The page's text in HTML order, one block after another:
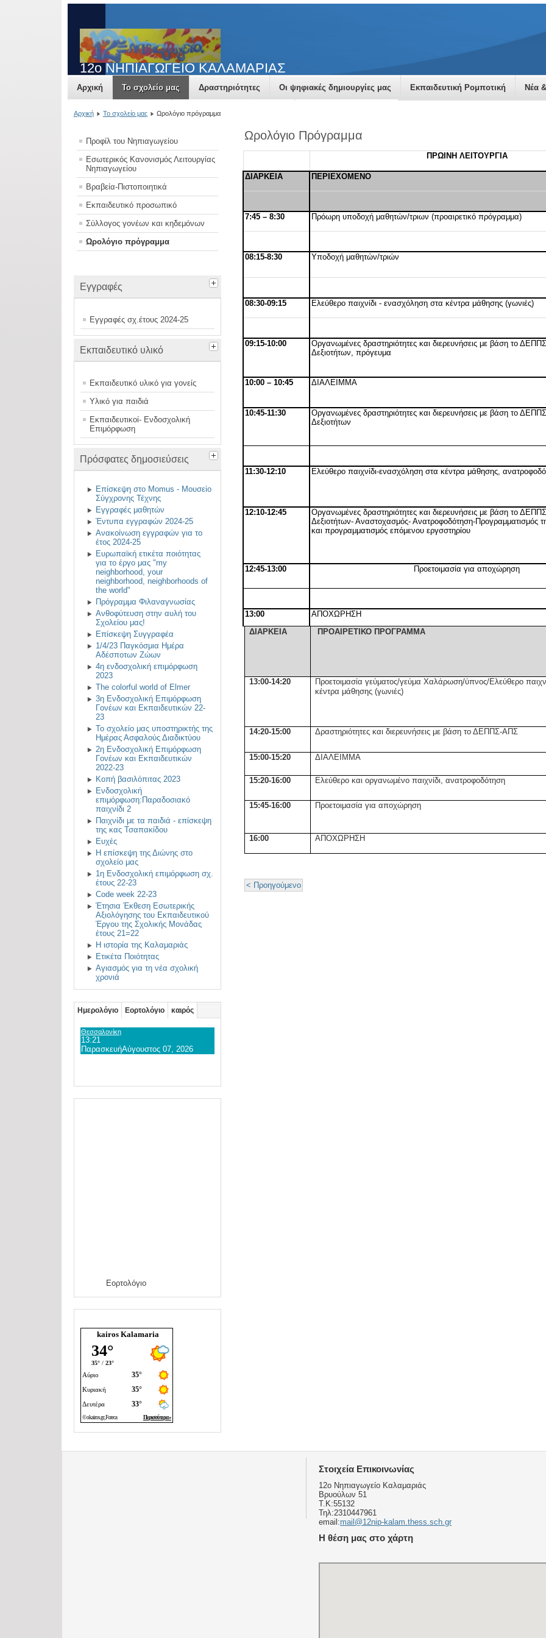
12o NΗΠΙΑΓΩΓΕΙΟ ΚΑΛΑΜΑΡΙΑΣ
Αρχική Το σχολείο μας Δραστηριότητες Οι ψηφιακές δημιουργίες μας Εκπαιδευτική Ρομποτική Νέα
Δανειστική βιβλιοθήκη Εγγραφές σχ.έτους 2023-24
Αρχική Το σχολείο μας Ωρολόγιο πρόγραμμα
Προφίλ του Νηπιαγωγείου
Εσωτερικός Κανονισμός Λειτουργίας
Νηπιαγωγείου
Βραβεία-Πιστοποιητικά
Εκπαιδευτικό προσωπικό
Σύλλογος γονέων και κηδεμόνων
Ωρολόγιο πρόγραμμα
Εγγραφές
Εγγραφές σχ.έτους 2024-25
Εκπαιδευτικό υλικό
Εκπαιδευτικό υλικό για γονείς
Υλικό για παιδιά
Εκπαιδευτικοί- Ενδοσχολική
Επιμόρφωση
Πρόσφατες δημοσιεύσεις
Επίσκεψη στο Momus - Μουσείο
Σύγχρονης Τέχνης
Εγγραφές μαθητών
Έντυπα εγγραφών 2024-25
Ανακοίνωση εγγραφών για το
έτος 2024-25
Ευρωπαϊκή ετικέτα ποιότητας
για το έργο μας "my
neighborhood, your
neighborhood, neighborhoods of
the world"
Πρόγραμμα Φιλαναγνωσίας
Ανθοφύτευση στην αυλή του
Σχολείου μας!
Επίσκεψη Συγγραφέα
1/4/23 Παγκόσμια Ημέρα
Αδέσποτων Ζώων
4η ενδοσχολική επιμόρφωση
2023
The colorful world of Elmer
3η Ενδοσχολική Επιμόρφωση
Γονέων και Εκπαιδευτικών 22-
23
Το σχολείο μας υποστηρικτής της
Ημέρας Ασφαλούς Διαδικτύου
2η Ενδοσχολική Επιμόρφωση
Γονέων και Εκπαιδευτικών
2022-23
Κοπή βασιλόπιτας 2023
Ενδοσχολική
επιμόρφωση:Παραδοσιακό
παιχνίδι 2
Παιχνίδι με τα παιδιά - επίσκεψη
της κας Τσαπακίδου
Ευχές
Η επίσκεψη της Διώνης στο
σχολείο μας
1η Ενδοσχολική επιμόρφωση σχ.
έτους 22-23
Code week 22-23
Έτησια Έκθεση Εσωτερικής
Αξιολόγησης του Εκπαιδευτικού
Έργου της Σχολικής Μονάδας
έτους 21=22
Η ιστορία της Καλαμαριάς
Ετικέτα Ποιότητας
Αγιασμός για τη νέα σχολική
χρονιά
Ημερολόγιο Εορτολόγιο καιρός
Θεσσαλονίκη
13:21
ΠαρασκευήΑύγουστος 07, 2026
Εορτολόγιο
kairos Kalamaria
Ωρολόγιο Πρόγραμμα
ΠΡΩΙΝΗ ΛΕΙΤΟΥΡΓΙΑ
ΔΙΑΡΚΕΙΑ ΠΕΡΙΕΧΟΜΕΝΟ
7:45 – 8:30 Πρόωρη υποδοχή μαθητών/τριων (προαιρετικό πρόγραμμα)
08:15-8:30 Υποδοχή μαθητών/τριών
08:30-09:15 Ελεύθερο παιχνίδι - ενασχόληση στα κέντρα μάθησης (γωνιές)
09:15-10:00
Οργανωμένες δραστηριότητες και διερευνήσεις με βάση το
Δεξιοτήτων, πρόγευμα
10:00 – 10:45 ΔΙΑΛΕΙΜΜΑ
10:45-11:30
Οργανωμένες δραστηριότητες και διερευνήσεις με βάση το
Δεξιοτήτων
11:30-12:10 Ελεύθερο παιχνίδι-ενασχόληση στα κέντρα μάθησης,
12:10-12:45
Οργανωμένες δραστηριότητες και διερευνήσεις με βάση το
Δεξιοτήτων- Αναστοχασμός- Ανατροφοδότηση-Προγραμματισμός
και προγραμματισμός επόμενου εργσστηρίου
12:45-13:00 Προετοιμασία για αποχώρηση
13:00
ΑΠΟΧΩΡΗΣΗ
ΔΙΑΡΚΕΙΑ
ΠΡΟΑΙΡΕΤΙΚΟ ΠΡΟΓΡΑΜΜΑ
13:00-14:20
Προετοιμασία γεύματος/γεύμα Χαλάρωση/ύπνος/Ελεύθερο
κέντρα μάθησης (γωνιές)
14:20-15:00 Δραστηριότητες και διερευνήσεις με βάση το ΔΕΠΠΣ-ΑΠΣ
15:00-15:20 ΔΙΑΛΕΙΜΜΑ
15:20-16:00 Ελεύθερο και οργανωμένο παιχνίδι, ανατροφοδότηση
15:45-16:00 Προετοιμασία για αποχώρηση
16:00 ΑΠΟΧΩΡΗΣΗ
< Προηγούμενο
Στοιχεία Επικοινωνίας
12ο Νηπιαγωγείο Καλαμαριάς
Βρυούλων 51
Τ.Κ:55132
Τηλ:2310447961
email:mail@12nip-kalam.thess.sch.gr
Η θέση μας στο χάρτη